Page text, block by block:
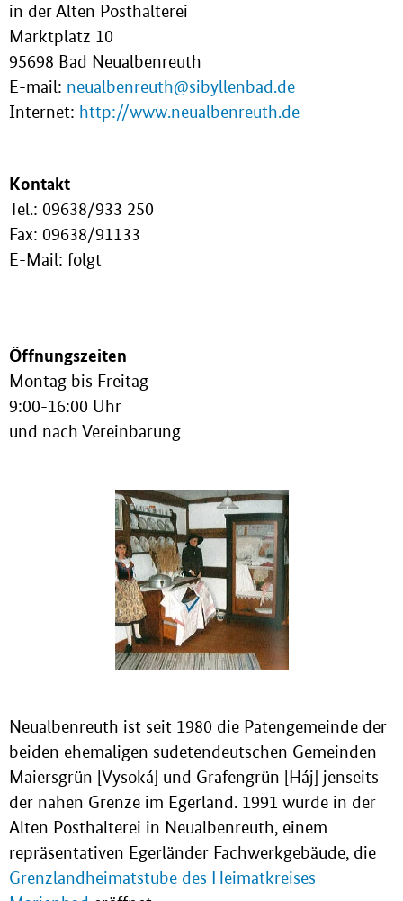
in der Alten Posthalterei
Marktplatz 10
95698 Bad Neualbenreuth
E-mail: neualbenreuth@sibyllenbad.de
Internet: http://www.neualbenreuth.de
Kontakt
Tel.: 09638/933 250
Fax: 09638/91133
E-Mail: folgt
Öffnungszeiten
Montag bis Freitag
9:00-16:00 Uhr
und nach Vereinbarung
Neualbenreuth ist seit 1980 die Patengemeinde der
beiden ehemaligen sudetendeutschen Gemeinden
Maiersgrün [Vysoká] und Grafengrün [Háj] jenseits
der nahen Grenze im Egerland. 1991 wurde in der
Alten Posthalterei in Neualbenreuth, einem
repräsentativen Egerländer Fachwerkgebäude, die
Grenzlandheimatstube des Heimatkreises